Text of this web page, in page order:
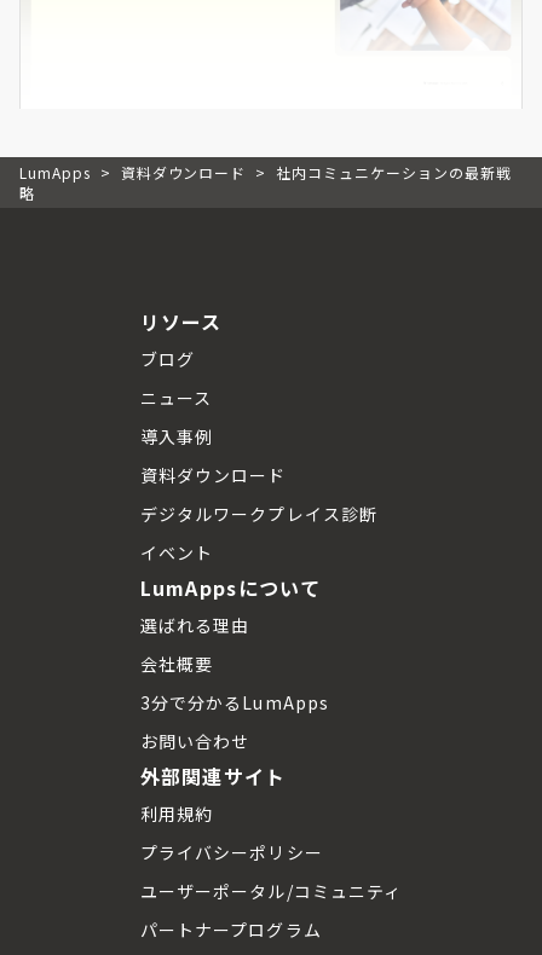
LumApps > 資料ダウンロード >
社内コミュニケーションの最新戦
略
リソース
ブログ
ニュース
導入事例
資料ダウンロード
デジタルワークプレイス診断
イベント
LumAppsについて
選ばれる理由
会社概要
3分で分かるLumApps
お問い合わせ
外部関連サイト
利用規約
プライバシーポリシー
ユーザーポータル/コミュニティ
パートナープログラム